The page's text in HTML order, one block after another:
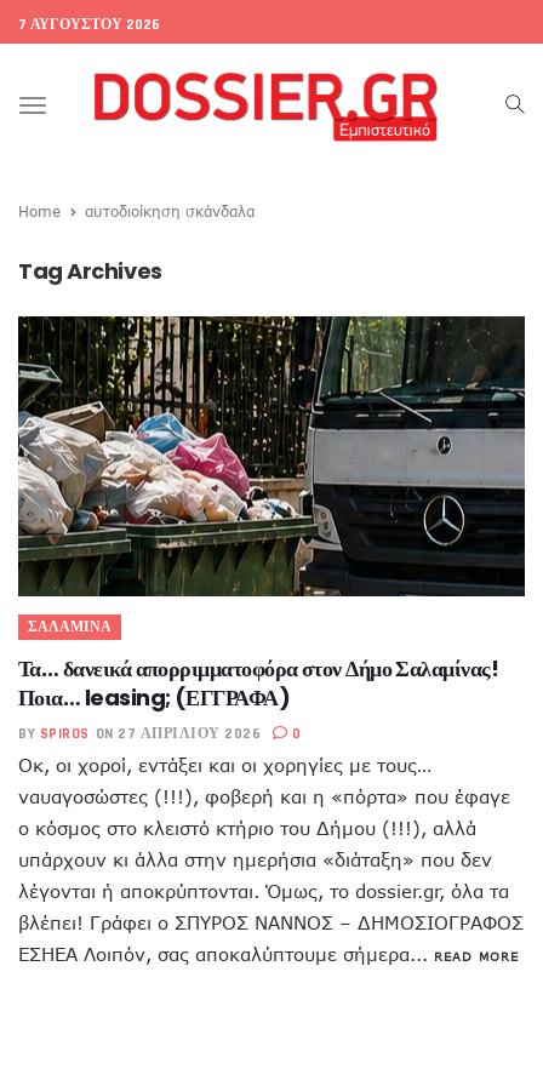
7 ΑΥΓΟΎΣΤΟΥ 2026
Toggle
Home αυτοδιοίκηση σκάνδαλα
Tag Archives
ΣΑΛΑΜΙΝΑ
Τα… δανεικά απορριμματοφόρα στον Δήμο Σαλαμίνας!
Ποια… leasing; (ΕΓΓΡΑΦΑ)
BY SPIROS ON 27 ΑΠΡΙΛΊΟΥ 2026 0
Οκ, οι χοροί, εντάξει και οι χορηγίες με τους…
ναυαγοσώστες (!!!), φοβερή και η «πόρτα» που έφαγε
ο κόσμος στο κλειστό κτήριο του Δήμου (!!!), αλλά
υπάρχουν κι άλλα στην ημερήσια «διάταξη» που δεν
λέγονται ή αποκρύπτονται. Όμως, το dossier.gr, όλα τα
βλέπει! Γράφει ο ΣΠΥΡΟΣ ΝΑΝΝΟΣ – ΔΗΜΟΣΙΟΓΡΑΦΟΣ
ΕΣΗΕΑ Λοιπόν, σας αποκαλύπτουμε σήμερα... READ MORE